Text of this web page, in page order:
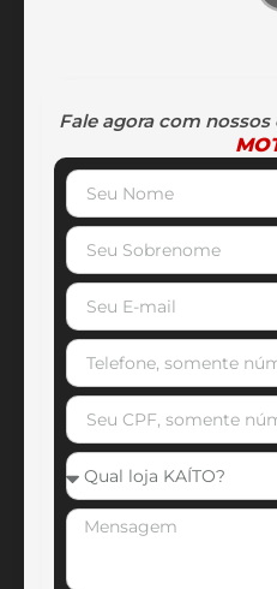
Fale agora com